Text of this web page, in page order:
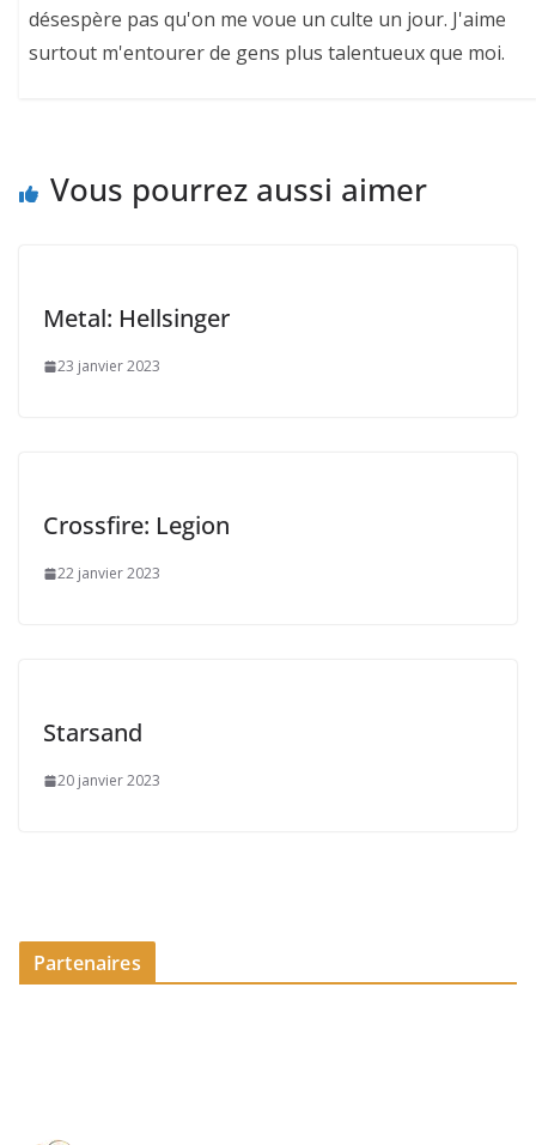
désespère pas qu'on me voue un culte un jour. J'aime
surtout m'entourer de gens plus talentueux que moi.
Vous pourrez aussi aimer
Metal: Hellsinger
23 janvier 2023
Crossfire: Legion
22 janvier 2023
Starsand
20 janvier 2023
Partenaires